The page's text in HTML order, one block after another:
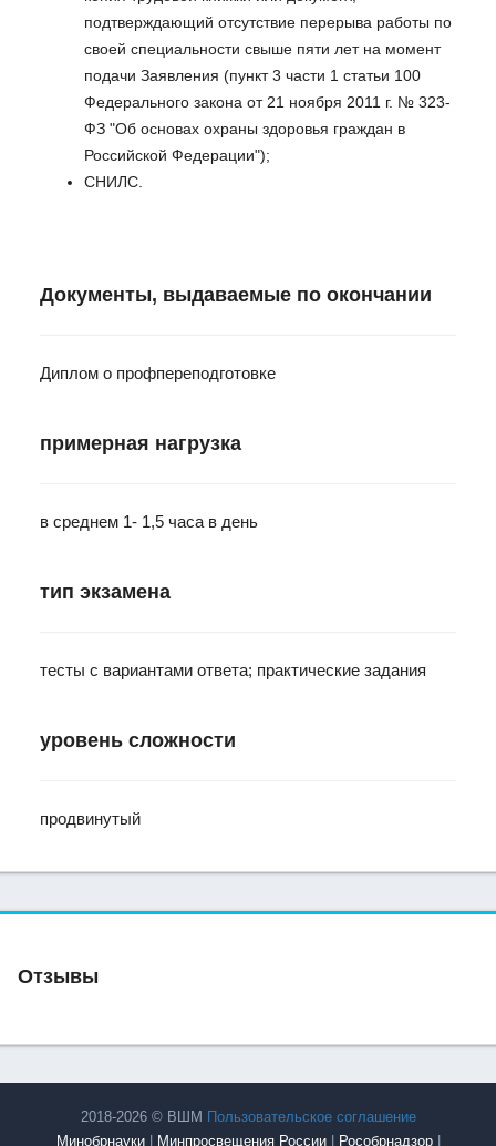
подтверждающий отсутствие перерыва работы по
своей специальности свыше пяти лет на момент
подачи Заявления (пункт 3 части 1 статьи 100
Федерального закона от 21 ноября 2011 г. № 323-
ФЗ "Об основах охраны здоровья граждан в
Российской Федерации");
СНИЛС.
Документы, выдаваемые по окончании
Диплом о профпереподготовке
примерная нагрузка
в среднем 1- 1,5 часа в день
тип экзамена
тесты с вариантами ответа; практические задания
уровень сложности
продвинутый
Отзывы
2018-2026 © ВШМ Пользовательское соглашение
Минобрнауки| Минпросвещения России| Рособрнадзор|